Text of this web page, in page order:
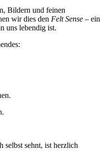
Bildern und feinen
wir dies den Felt Sense – ein
uns lebendig ist.
selbst sehnt, ist herzlich